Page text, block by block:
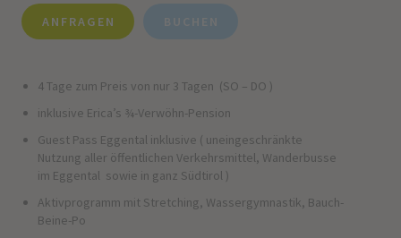
ANFRAGEN BUCHEN
4 Tage zum Preis von nur 3 Tagen (SO – DO )
inklusive Erica’s ¾-Verwöhn-Pension
Guest Pass Eggental inklusive ( uneingeschränkte
Nutzung aller öffentlichen Verkehrsmittel, Wanderbusse
im Eggental sowie in ganz Südtirol )
Aktivprogramm mit Stretching, Wassergymnastik, Bauch-
Beine-Po